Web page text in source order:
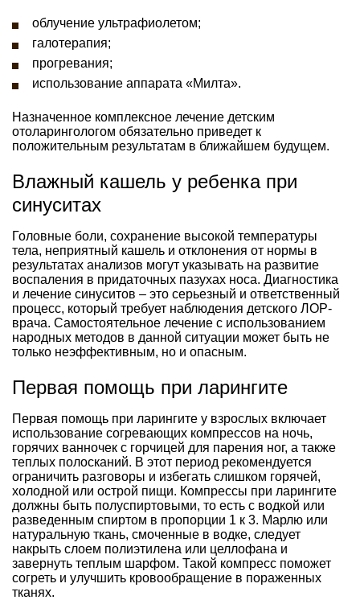
облучение ультрафиолетом;
галотерапия;
прогревания;
использование аппарата «Милта».
Назначенное комплексное лечение детским
отоларингологом обязательно приведет к
положительным результатам в ближайшем будущем.
Влажный кашель у ребенка при
синуситах
Головные боли, сохранение высокой температуры
тела, неприятный кашель и отклонения от нормы в
результатах анализов могут указывать на развитие
воспаления в придаточных пазухах носа. Диагностика
и лечение синуситов – это серьезный и ответственный
процесс, который требует наблюдения детского ЛОР-
врача. Самостоятельное лечение с использованием
народных методов в данной ситуации может быть не
только неэффективным, но и опасным.
Первая помощь при ларингите
Первая помощь при ларингите у взрослых включает
использование согревающих компрессов на ночь,
горячих ванночек с горчицей для парения ног, а также
теплых полосканий. В этот период рекомендуется
ограничить разговоры и избегать слишком горячей,
холодной или острой пищи. Компрессы при ларингите
должны быть полуспиртовыми, то есть с водкой или
разведенным спиртом в пропорции 1 к 3. Марлю или
натуральную ткань, смоченные в водке, следует
накрыть слоем полиэтилена или целлофана и
завернуть теплым шарфом. Такой компресс поможет
согреть и улучшить кровообращение в пораженных
тканях.